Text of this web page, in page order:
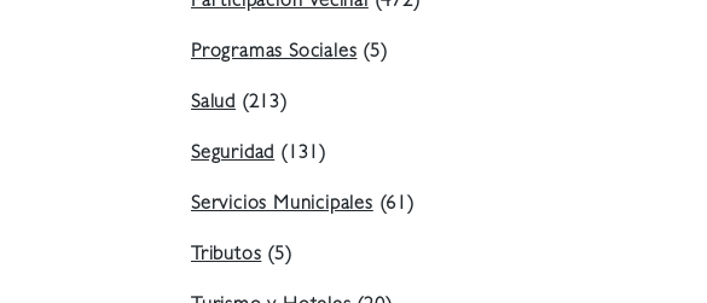
Programas Sociales(5)
Salud (213)
Seguridad(131)
Servicios Municipales(61)
Tributos(5)